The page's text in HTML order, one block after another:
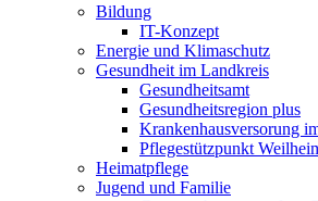
Bildung
IT-Konzept
Energie und Klimaschutz
Gesundheit im Landkreis
Gesundheitsamt
Gesundheitsregion plus
Krankenhausversorung
Pflegestützpunkt
Heimatpflege
Jugend und Familie